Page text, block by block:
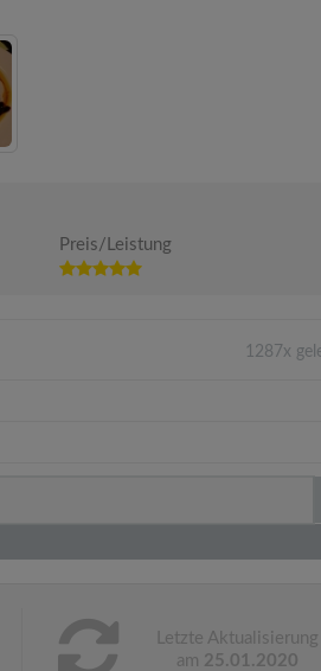
Preis/Leistung
1287x
Letzte Aktualisierung
am 25.01.2020